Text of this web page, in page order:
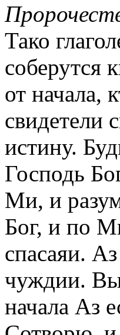
Тако
соберутся
от начала,
свидетели
истину.
Господь
Ми, и
Бог, и по
спасаяи.
чуждии. Вы
начала Аз